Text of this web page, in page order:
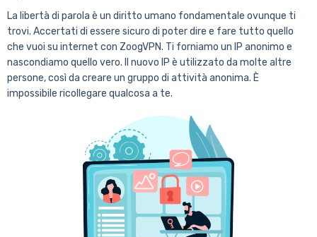
La libertà di parola è un diritto umano fondamentale ovunque ti
trovi. Accertati di essere sicuro di poter dire e fare tutto quello
che vuoi su internet con ZoogVPN. Ti forniamo un IP anonimo e
nascondiamo quello vero. Il nuovo IP è utilizzato da molte altre
persone, così da creare un gruppo di attività anonima. È
impossibile ricollegare qualcosa a te.